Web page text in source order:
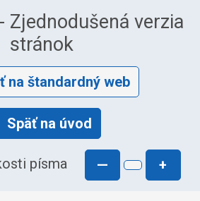
Zjednodušená verzia
stránok
na štandardný web
Späť na úvod
písma — +